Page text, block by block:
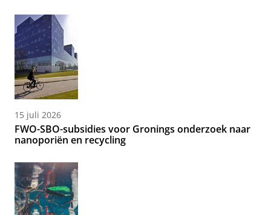
15 juli 2026
FWO-SBO-subsidies voor Gronings onderzoek naar
nanoporiën en recycling